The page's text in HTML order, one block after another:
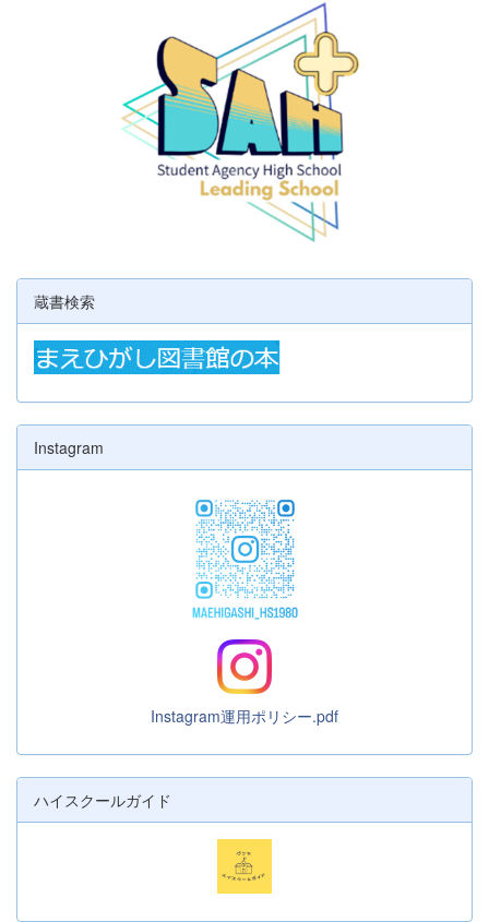
蔵書検索
Instagram
Instagram運用ポリシー.pdf
ハイスクールガイド